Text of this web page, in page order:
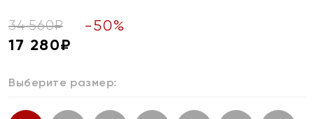
34 560₽ -50%
17 280₽
Выберите размер: